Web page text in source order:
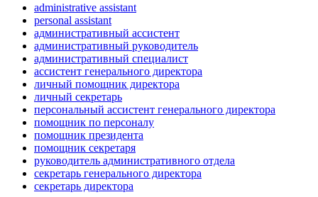
administrative assistant
personal assistant
административный ассистент
административный руководитель
административный специалист
ассистент генерального директора
личный помощник директора
личный секретарь
персональный ассистент генерального директора
помощник по персоналу
помощник президента
помощник секретаря
руководитель административного отдела
секретарь генерального директора
секретарь директора